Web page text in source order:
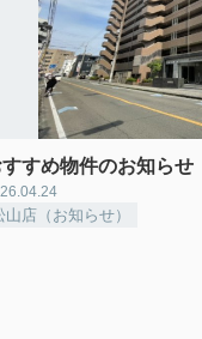
すめ物件のお知らせ
山店（お知らせ）